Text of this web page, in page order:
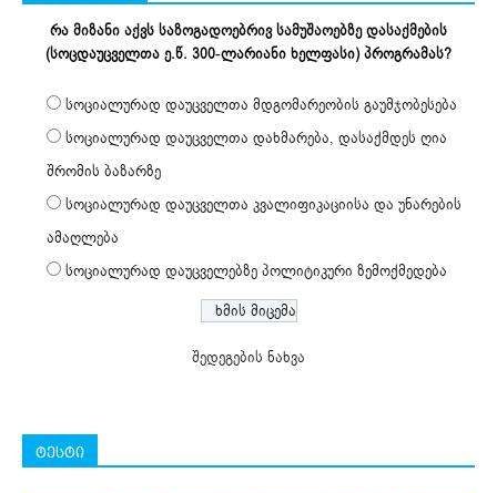
რა მიზანი აქვს საზოგადოებრივ სამუშაოებზე დასაქმების
(სოცდაუცველთა ე.წ. 300-ლარიანი ხელფასი) პროგრამას?
სოციალურად დაუცველთა მდგომარეობის გაუმჯობესება
სოციალურად დაუცველთა დახმარება, დასაქმდეს ღია
შრომის ბაზარზე
სოციალურად დაუცველთა კვალიფიკაციისა და უნარების
ამაღლება
სოციალურად დაუცველებზე პოლიტიკური ზემოქმედება
შედეგების ნახვა
ტესტი